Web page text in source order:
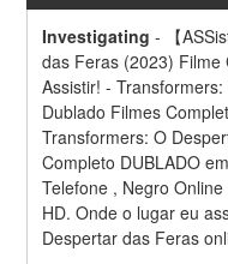
Investigating -
【
das Feras (2023) Filme
Assistir! -
Dublado Filmes
Transformers: O
Completo DUBLADO
Telefone , Negro
HD. Onde o lugar eu
Despertar das Feras